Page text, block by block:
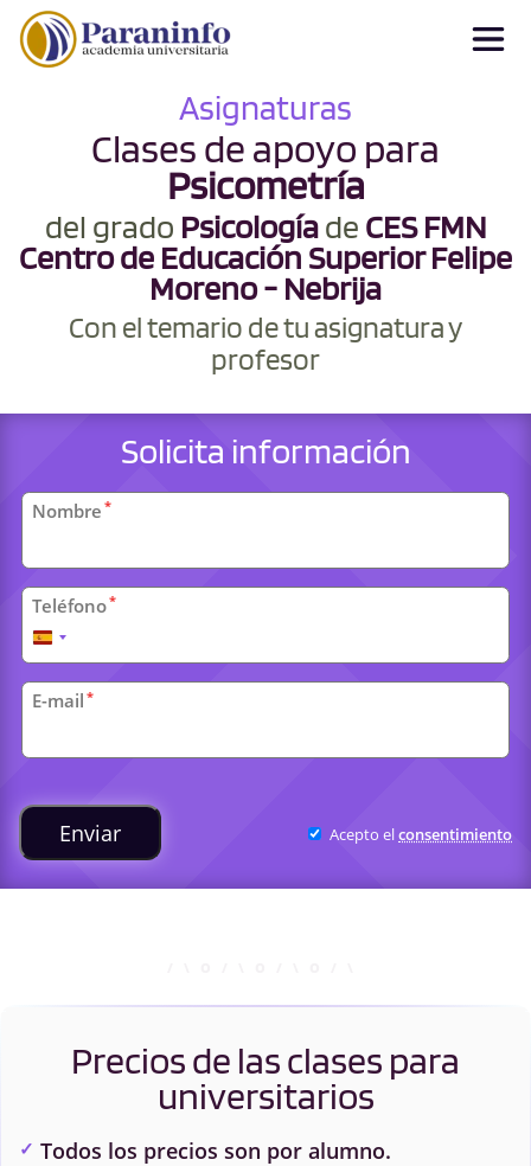
Asignaturas
Clases de apoyo para
Psicometría
del grado Psicologíade CES FMN
Centro de Educación Superior Felipe
Moreno - Nebrija
Con el temario de tu asignatura y
profesor
Solicita información
Datos
personales
Nombre *
Teléfono*
España
+34
E-mail *
universitarias
Enviar Acepto elconsentimiento
Precios de las clases para
universitarios
Todos los precios son por alumno.